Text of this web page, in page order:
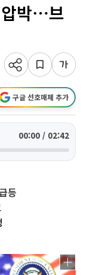
압박⋯브
구글 선호매체 추가
00:00 / 02:42
등